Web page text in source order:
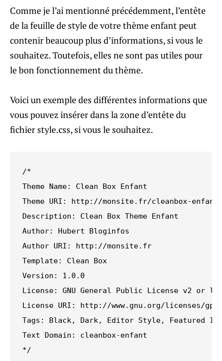
Comme je l’ai mentionné précédemment, l’entête
de la feuille de style de votre thème enfant peut
contenir beaucoup plus d’informations, si vous le
souhaitez. Toutefois, elles ne sont pas utiles pour
le bon fonctionnement du thème.
Voici un exemple des différentes informations que
vous pouvez insérer dans la zone d’entête du
fichier style.css, si vous le souhaitez.
/*
Theme Name: Clean Box Enfant
Theme URI: http://monsite.fr/cleanbox-
Description: Clean Box Theme Enfant
Author: Hubert Bloginfos
Author URI: http://monsite.fr
Template: Clean Box
Version: 1.0.0
License: GNU General Public License v2 or
License URI: http://www.gnu.org/licenses/
Tags: Black, Dark, Editor Style, Featured
Text Domain: cleanbox-enfant
*/